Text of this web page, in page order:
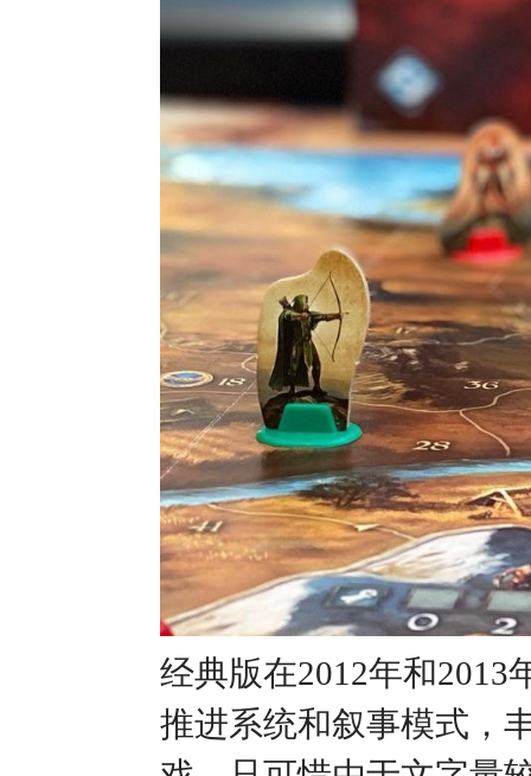
经典版在2012年和2013
推进系统和叙事模式，